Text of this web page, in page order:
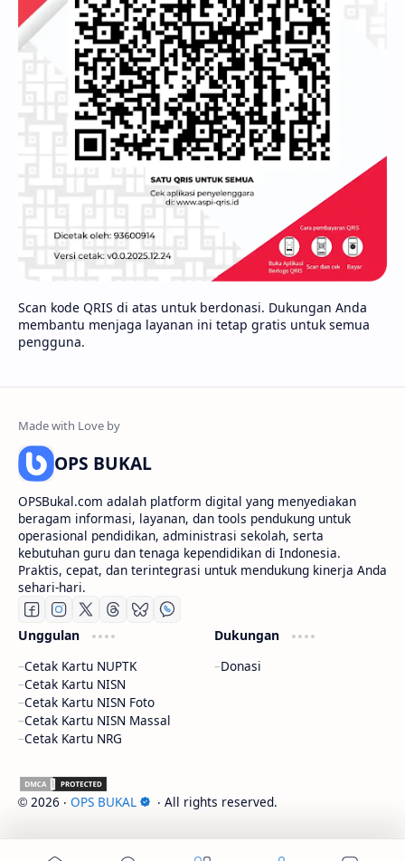
Scan kode QRIS di atas untuk berdonasi. Dukungan Anda
membantu menjaga layanan ini tetap gratis untuk semua
pengguna.
OPS BUKAL
OPSBukal.com adalah platform digital yang menyediakan
beragam informasi, layanan, dan tools pendukung untuk
operasional pendidikan, administrasi sekolah, serta
kebutuhan guru dan tenaga kependidikan di Indonesia.
Praktis, cepat, dan terintegrasi untuk mendukung kinerja Anda
sehari-hari.
Unggulan
Cetak Kartu NUPTK
Cetak Kartu NISN
Cetak Kartu NISN Foto
Cetak Kartu NISN Massal
Cetak Kartu NRG
Dukungan
Donasi
© 2026 ‧ OPS BUKAL ‧ All rights reserved.